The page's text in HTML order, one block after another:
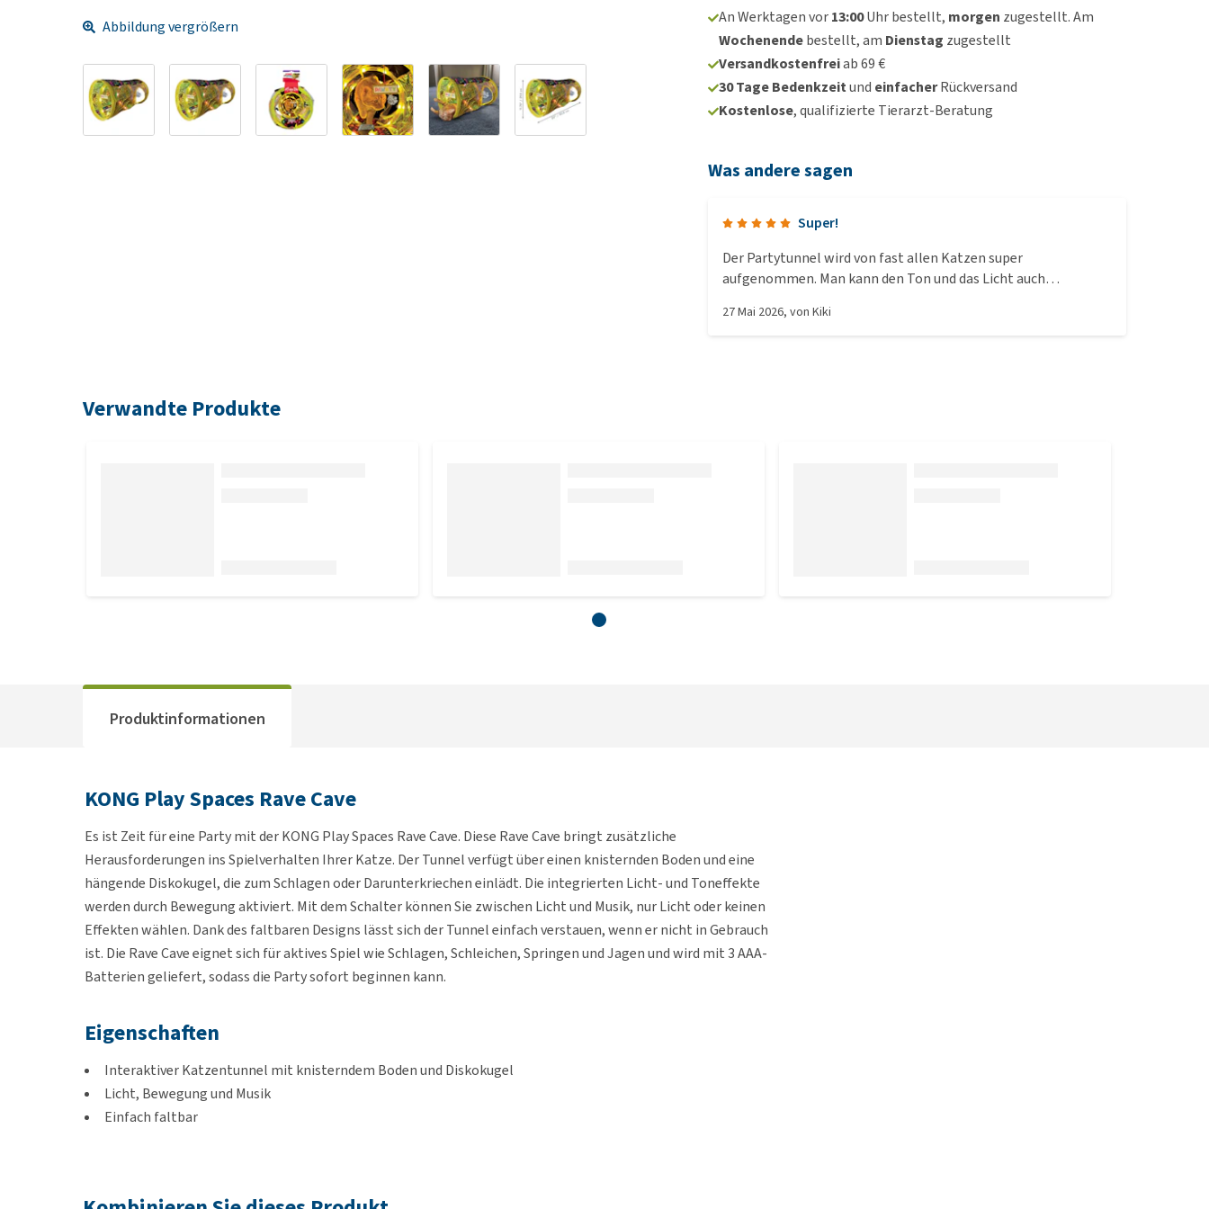
Abbildung vergrößern
An Werktagen vor13:00Uhr bestellt, morgen zugestellt. Am
Wochenendebestellt, am Dienstag zugestellt
Versandkostenfreiab 69 €
30 Tage Bedenkzeitund einfacherRückversand
Kostenlose, qualifizierte Tierarzt-Beratung
Was andere sagen
Super!
Der Partytunnel wird von fast allen Katzen super
aufgenommen. Man kann den Ton und das Licht auch
Dosenöffner 😁
27 Mai 2026, vonKiki
Verwandte Produkte
Produktinformationen
KONG Play Spaces Rave Cave
Es ist Zeit für eine Party mit der KONG Play Spaces Rave Cave. Diese Rave Cave bringt zusätzliche
Herausforderungen ins Spielverhalten Ihrer Katze. Der Tunnel verfügt über einen knisternden Boden und eine
hängende Diskokugel, die zum Schlagen oder Darunterkriechen einlädt. Die integrierten Licht- und Toneffekte
werden durch Bewegung aktiviert. Mit dem Schalter können Sie zwischen Licht und Musik, nur Licht oder keinen
Effekten wählen. Dank des faltbaren Designs lässt sich der Tunnel einfach verstauen, wenn er nicht in Gebrauch
ist. Die Rave Cave eignet sich für aktives Spiel wie Schlagen, Schleichen, Springen und Jagen und wird mit 3 AAA-
Batterien geliefert, sodass die Party sofort beginnen kann.
Eigenschaften
Interaktiver Katzentunnel mit knisterndem Boden und Diskokugel
Licht, Bewegung und Musik
Einfach faltbar
Maße